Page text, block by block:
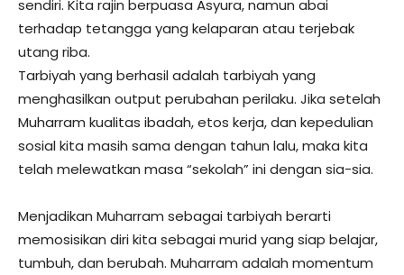
sendiri. Kita rajin berpuasa Asyura, namun abai
terhadap tetangga yang kelaparan atau terjebak
utang riba.
​Tarbiyah yang berhasil adalah tarbiyah yang
menghasilkan output perubahan perilaku. Jika setelah
Muharram kualitas ibadah, etos kerja, dan kepedulian
sosial kita masih sama dengan tahun lalu, maka kita
telah melewatkan masa “sekolah” ini dengan sia-sia.
​Menjadikan Muharram sebagai tarbiyah berarti
memosisikan diri kita sebagai murid yang siap belajar,
tumbuh, dan berubah. Muharram adalah momentum